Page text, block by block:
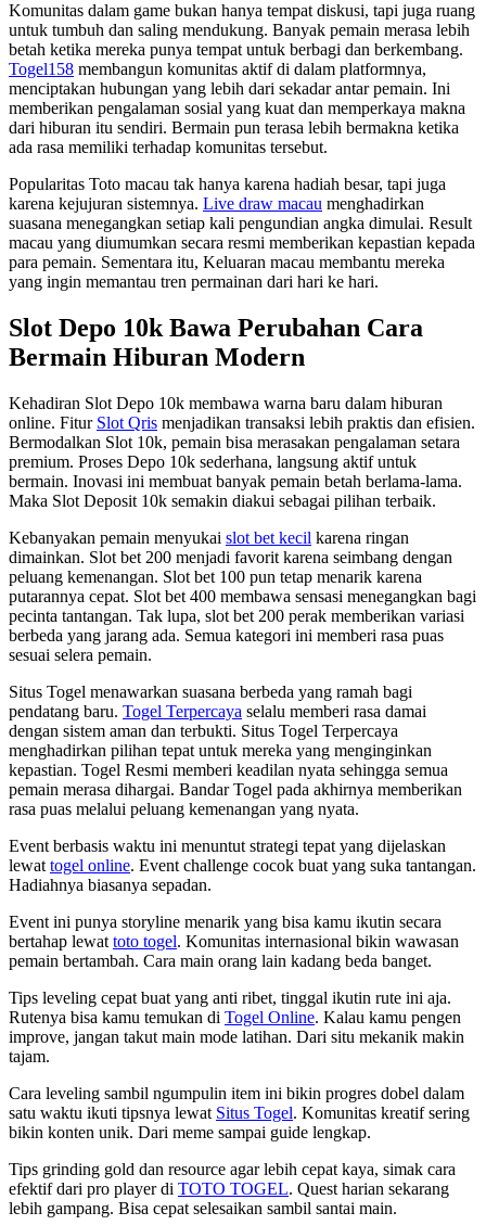
Komunitas dalam game bukan hanya tempat diskusi, tapi juga ruang
untuk tumbuh dan saling mendukung. Banyak pemain merasa lebih
betah ketika mereka punya tempat untuk berbagi dan berkembang.
Togel158 membangun komunitas aktif di dalam platformnya,
menciptakan hubungan yang lebih dari sekadar antar pemain. Ini
memberikan pengalaman sosial yang kuat dan memperkaya makna
dari hiburan itu sendiri. Bermain pun terasa lebih bermakna ketika
ada rasa memiliki terhadap komunitas tersebut.
Popularitas Toto macau tak hanya karena hadiah besar, tapi juga
karena kejujuran sistemnya. Live draw macau menghadirkan
suasana menegangkan setiap kali pengundian angka dimulai. Result
macau yang diumumkan secara resmi memberikan kepastian kepada
para pemain. Sementara itu, Keluaran macau membantu mereka
yang ingin memantau tren permainan dari hari ke hari.
Slot Depo 10k Bawa Perubahan Cara
Bermain Hiburan Modern
Kehadiran Slot Depo 10k membawa warna baru dalam hiburan
online. Fitur Slot Qris menjadikan transaksi lebih praktis dan efisien.
Bermodalkan Slot 10k, pemain bisa merasakan pengalaman setara
premium. Proses Depo 10k sederhana, langsung aktif untuk
bermain. Inovasi ini membuat banyak pemain betah berlama-lama.
Maka Slot Deposit 10k semakin diakui sebagai pilihan terbaik.
Kebanyakan pemain menyukai slot bet kecil karena ringan
dimainkan. Slot bet 200 menjadi favorit karena seimbang dengan
peluang kemenangan. Slot bet 100 pun tetap menarik karena
putarannya cepat. Slot bet 400 membawa sensasi menegangkan bagi
pecinta tantangan. Tak lupa, slot bet 200 perak memberikan variasi
berbeda yang jarang ada. Semua kategori ini memberi rasa puas
sesuai selera pemain.
Situs Togel menawarkan suasana berbeda yang ramah bagi
pendatang baru. Togel Terpercaya selalu memberi rasa damai
dengan sistem aman dan terbukti. Situs Togel Terpercaya
menghadirkan pilihan tepat untuk mereka yang menginginkan
kepastian. Togel Resmi memberi keadilan nyata sehingga semua
pemain merasa dihargai. Bandar Togel pada akhirnya memberikan
rasa puas melalui peluang kemenangan yang nyata.
Event berbasis waktu ini menuntut strategi tepat yang dijelaskan
lewat togel online. Event challenge cocok buat yang suka tantangan.
Hadiahnya biasanya sepadan.
Event ini punya storyline menarik yang bisa kamu ikutin secara
bertahap lewat toto togel. Komunitas internasional bikin wawasan
pemain bertambah. Cara main orang lain kadang beda banget.
Tips leveling cepat buat yang anti ribet, tinggal ikutin rute ini aja.
Rutenya bisa kamu temukan di Togel Online. Kalau kamu pengen
improve, jangan takut main mode latihan. Dari situ mekanik makin
tajam.
Cara leveling sambil ngumpulin item ini bikin progres dobel dalam
satu waktu ikuti tipsnya lewat Situs Togel. Komunitas kreatif sering
bikin konten unik. Dari meme sampai guide lengkap.
Tips grinding gold dan resource agar lebih cepat kaya, simak cara
efektif dari pro player di TOTO TOGEL. Quest harian sekarang
lebih gampang. Bisa cepat selesaikan sambil santai main.